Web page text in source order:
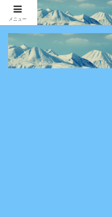
アニメ・漫画・VOD作品の見どころ
品別・ジャンル別に分かり
メニュー